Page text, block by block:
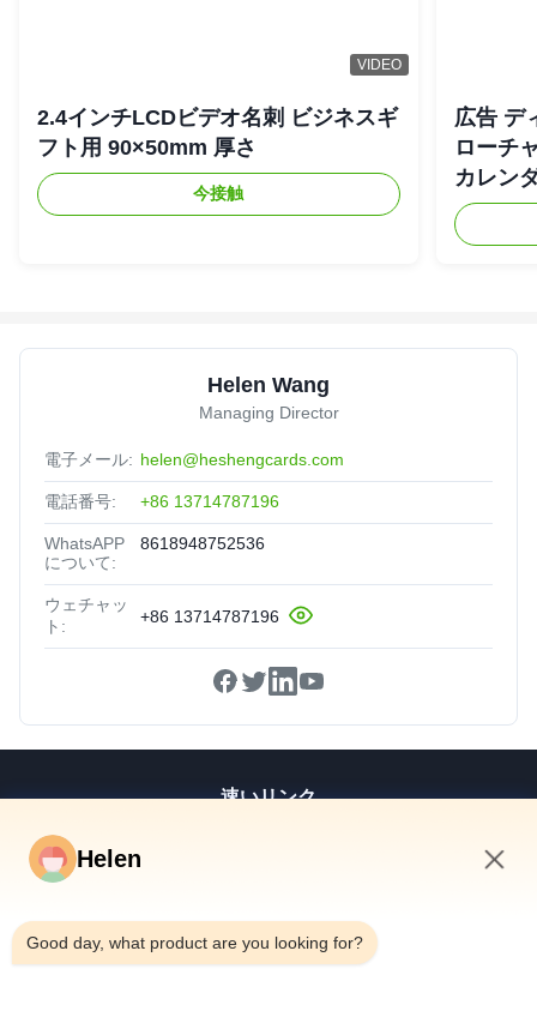
VIDEO
2.4インチLCDビデオ名刺 ビジネスギ
フト用 90×50mm 厚さ
今接触
広告 デ
ローチ
カレン
Helen Wang
Managing Director
電子メール: helen@heshengcards.com
電話番号: +86 13714787196
WhatsAPP
について:
8618948752536
ウェチャッ
ト:
+86 13714787196
速いリンク
私達について
Helen
Good day, what product are you looking for?